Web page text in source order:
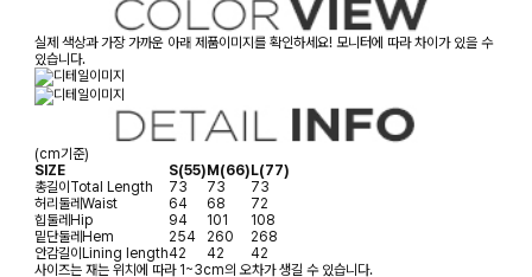
실제 색상과 가장 가까운 아래 제품이미지를 확인하세요! 모니터에 따라 차이가 있을 수
있습니다.
(cm기준)
SIZE
S(55)M(66)L(77)
총길이Total Length 73 73
73
허리둘레Waist 64 68
72
힙둘레Hip 94 101
108
밑단둘레Hem 254 260
268
안감길이Lining length42 42
42
사이즈는 재는 위치에 따라 1~3cm의 오차가 생길 수 있습니다.